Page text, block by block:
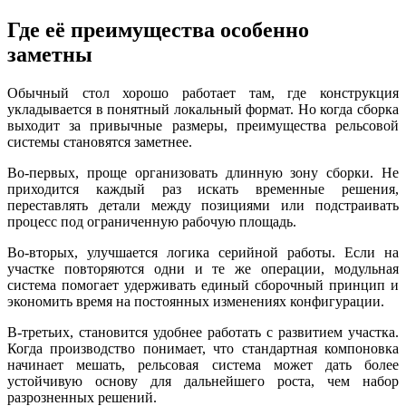
Где её преимущества особенно
заметны
Обычный стол хорошо работает там, где конструкция
укладывается в понятный локальный формат. Но когда сборка
выходит за привычные размеры, преимущества рельсовой
системы становятся заметнее.
Во-первых, проще организовать длинную зону сборки. Не
приходится каждый раз искать временные решения,
переставлять детали между позициями или подстраивать
процесс под ограниченную рабочую площадь.
Во-вторых, улучшается логика серийной работы. Если на
участке повторяются одни и те же операции, модульная
система помогает удерживать единый сборочный принцип и
экономить время на постоянных изменениях конфигурации.
В-третьих, становится удобнее работать с развитием участка.
Когда производство понимает, что стандартная компоновка
начинает мешать, рельсовая система может дать более
устойчивую основу для дальнейшего роста, чем набор
разрозненных решений.